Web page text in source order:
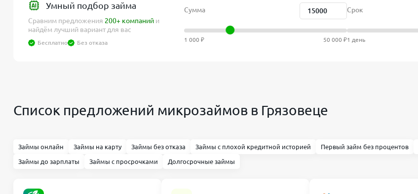
Умный подбор займа
Сравним предложения 200+ компаний и
найдём лучший вариант для вас
Бесплатно Без отказа
Сумма
1 000 ₽ 50 000 ₽
Срок
1 день
Список предложений микрозаймов в Грязовеце
Займы онлайн Займы на карту Займы без отказа Займы с плохой кредитной историей Первый займ без процентов
Займы до зарплаты Займы с просрочками Долгосрочные займы